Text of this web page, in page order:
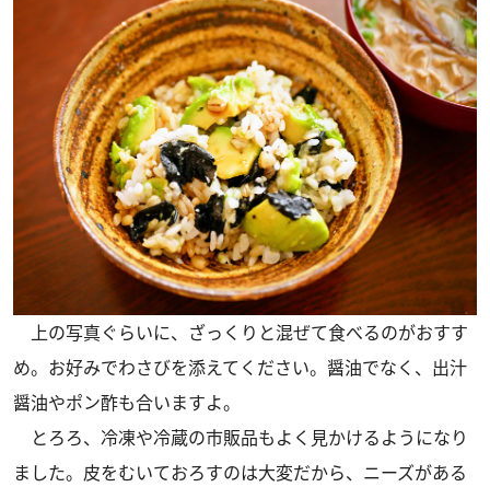
上の写真ぐらいに、ざっくりと混ぜて食べるのがおすす
め。お好みでわさびを添えてください。醤油でなく、出汁
醤油やポン酢も合いますよ。
とろろ、冷凍や冷蔵の市販品もよく見かけるようになり
ました。皮をむいておろすのは大変だから、ニーズがある